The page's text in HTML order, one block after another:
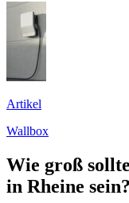
Artikel
Wallbox
Wie groß
in Rheine sein?